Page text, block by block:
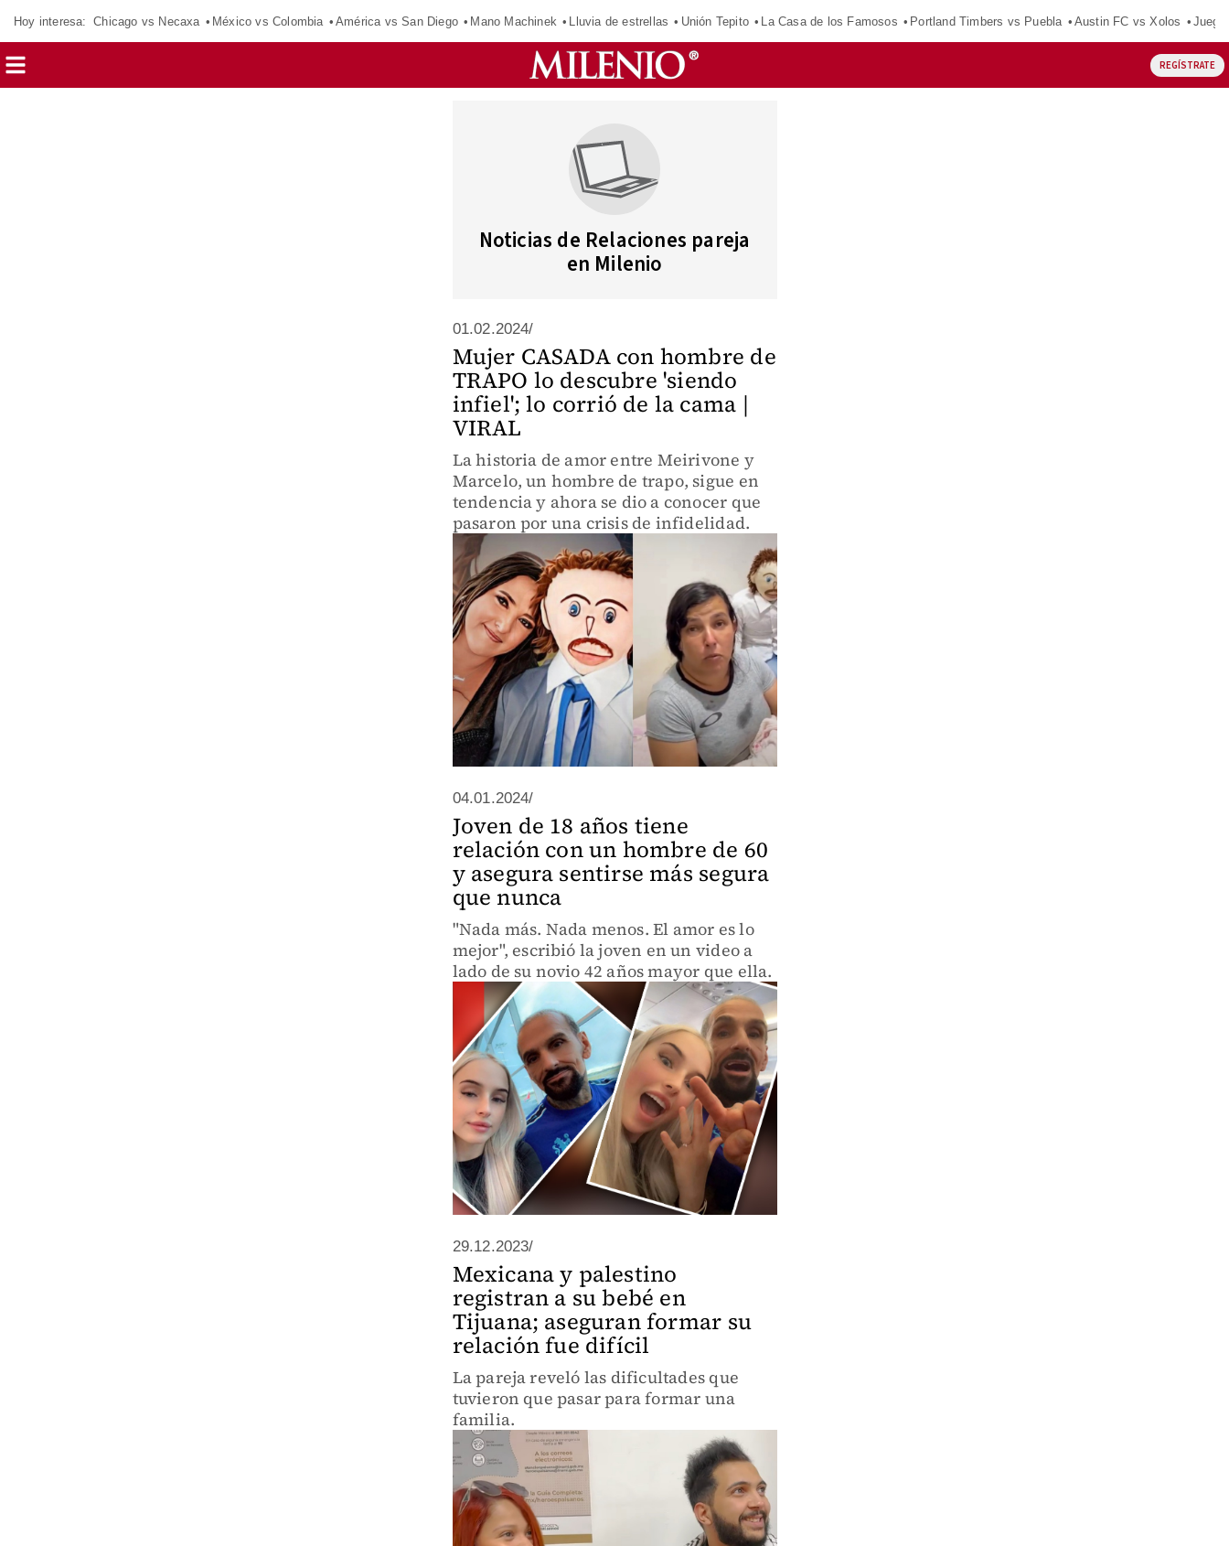
Hoy interesa: Chicago vs Necaxa México vs Colombia América vs San Diego Mano Machinek Lluvia de estrellas Unión Tepito La Casa de los Famosos Portland Timbers vs Puebla Austin FC vs Xolos
REGÍSTRATE
Noticias de Relaciones pareja
en Milenio
01.02.2024/
Mujer CASADA con hombre de
TRAPO lo descubre 'siendo
infiel'; lo corrió de la cama |
VIRAL
La historia de amor entre Meirivone y
Marcelo, un hombre de trapo, sigue en
tendencia y ahora se dio a conocer que
pasaron por una crisis de infidelidad.
04.01.2024/
Joven de 18 años tiene
relación con un hombre de 60
y asegura sentirse más segura
que nunca
"Nada más. Nada menos. El amor es lo
mejor", escribió la joven en un video a
lado de su novio 42 años mayor que ella.
29.12.2023/
Mexicana y palestino
registran a su bebé en
Tijuana; aseguran formar su
relación fue difícil
La pareja reveló las dificultades que
tuvieron que pasar para formar una
familia.